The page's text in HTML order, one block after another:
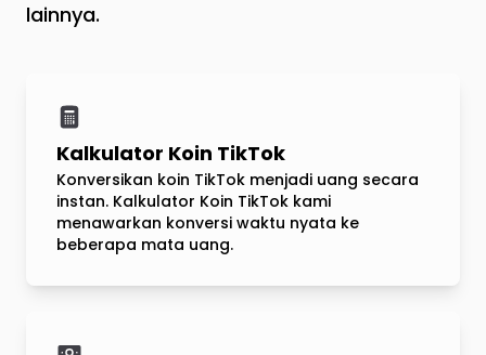
lainnya.
Kalkulator Koin TikTok
Konversikan koin TikTok menjadi uang secara
instan. Kalkulator Koin TikTok kami
menawarkan konversi waktu nyata ke
beberapa mata uang.